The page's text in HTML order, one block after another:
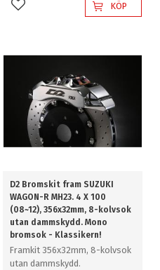
Lägg till i favoriterKÖP
D2 Bromskit fram SUZUKI
WAGON-R MH23. 4 X 100
(08~12), 356x32mm, 8-kolvsok
utan dammskydd. Mono
bromsok - Klassikern!
Framkit 356x32mm, 8-kolvsok
utan dammskydd.